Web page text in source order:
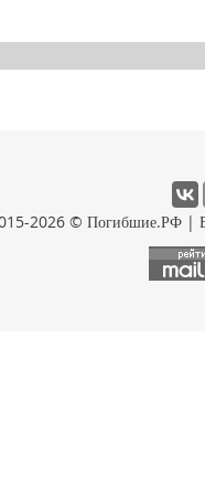
2026 © Погибшие.РФ |